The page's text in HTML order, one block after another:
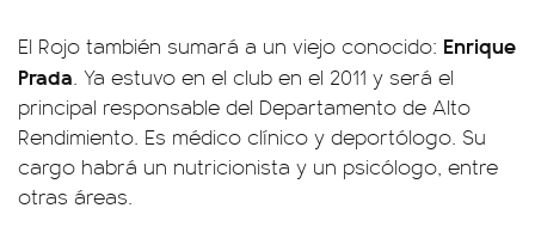
El Rojo también sumará a un viejo conocido: Enrique
Prada. Ya estuvo en el club en el 2011 y será el
principal responsable del Departamento de Alto
Rendimiento. Es médico clínico y deportólogo. Su
cargo habrá un nutricionista y un psicólogo, entre
otras áreas.